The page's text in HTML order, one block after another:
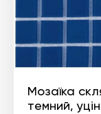
Мозаїка
темний,